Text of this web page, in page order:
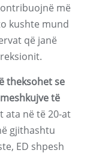
më
kushte mund
që janë
theksohet se
të
ata në të 20-at
gjithashtu
ED shpesh